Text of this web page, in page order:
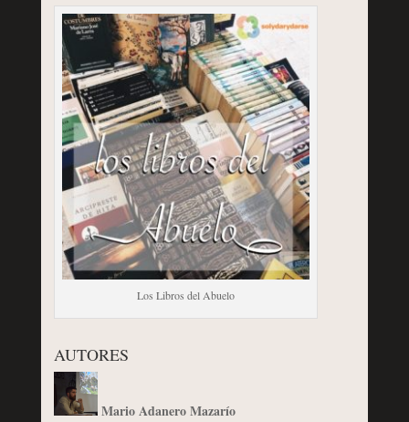
Los Libros del Abuelo
AUTORES
Mario Adanero Mazarío